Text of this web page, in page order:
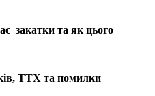
закатки та як цього
ТТХ та помилки